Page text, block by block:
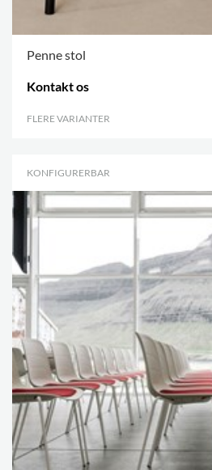
Penne stol
Kontakt os
FLERE VARIANTER
KONFIGURERBAR